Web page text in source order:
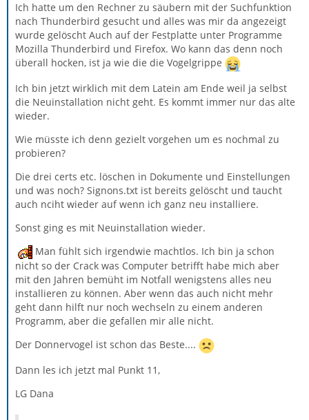
Ich hatte um den Rechner zu säubern mit der Suchfunktion
nach Thunderbird gesucht und alles was mir da angezeigt
wurde gelöscht Auch auf der Festplatte unter Programme
Mozilla Thunderbird und Firefox. Wo kann das denn noch
überall hocken, ist ja wie die die Vogelgrippe
Ich bin jetzt wirklich mit dem Latein am Ende weil ja selbst
die Neuinstallation nicht geht. Es kommt immer nur das alte
wieder.
Wie müsste ich denn gezielt vorgehen um es nochmal zu
probieren?
Die drei certs etc. löschen in Dokumente und Einstellungen
und was noch? Signons.txt ist bereits gelöscht und taucht
auch nciht wieder auf wenn ich ganz neu installiere.
Sonst ging es mit Neuinstallation wieder.
Man fühlt sich irgendwie machtlos. Ich bin ja schon
nicht so der Crack was Computer betrifft habe mich aber
mit den Jahren bemüht im Notfall wenigstens alles neu
installieren zu können. Aber wenn das auch nicht mehr
geht dann hilft nur noch wechseln zu einem anderen
Programm, aber die gefallen mir alle nicht.
Der Donnervogel ist schon das Beste....
Dann les ich jetzt mal Punkt 11,
LG Dana